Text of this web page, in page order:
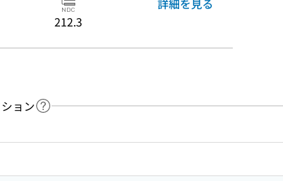
212.3
ョン ヘルプページへのリンク
ドで目次内を検索